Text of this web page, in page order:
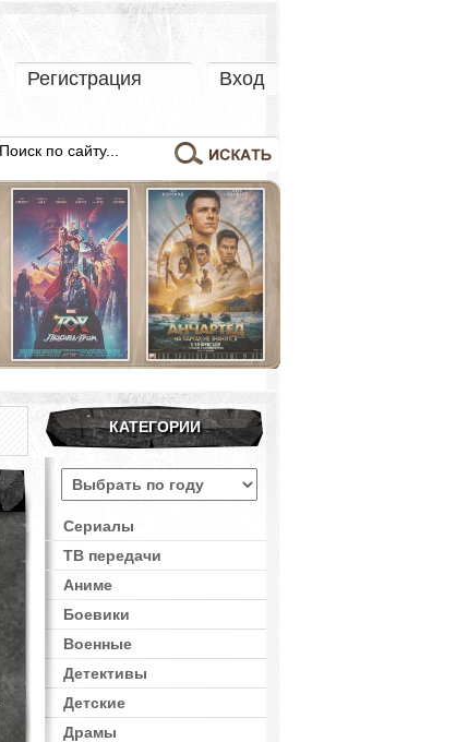
Регистрация Вход
КАТЕГОРИИ
Сериалы
ТВ передачи
Аниме
Боевики
Военные
Детективы
Детские
Драмы